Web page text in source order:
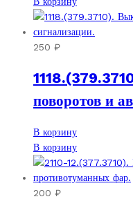
250 ₽
поворотов и
В корзину
В корзину
200 ₽